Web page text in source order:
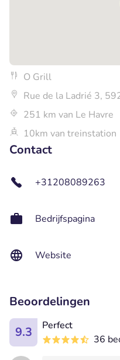
O Grill
Rue de la Ladrié 3,
251 km van Le Havre
10km van treinstation
Contact
+31208089263
Bedrijfspagina
Website
Beoordelingen
9.3
Perfect
36